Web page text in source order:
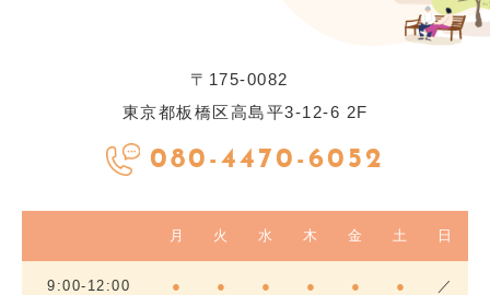
〒175-0082
東京都板橋区高島平3-12-6 2F
080-4470-6052
月 火 水 木 金 土 日
9:00-12:00 ● ● ● ● ● ● ／